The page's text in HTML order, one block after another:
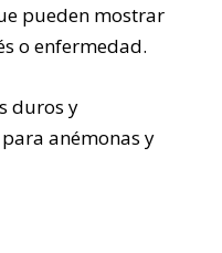
pueden mostrar
o enfermedad.
duros y
anémonas y